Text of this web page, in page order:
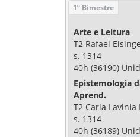
1º Bimestre
Arte e Leitura
T2 Rafael
s. 1314
40h (36190)
Epistemologia
Aprend.
T2 Carla Lavinia
s. 1314
40h (36189)